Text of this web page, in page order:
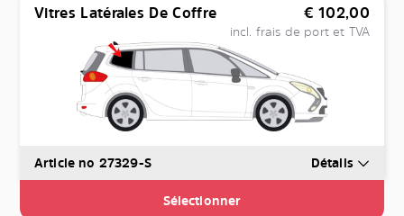
Vitres Latérales De Coffre € 102,00
incl. frais de port et TVA
Article no 27329-S Détails
Sélectionner